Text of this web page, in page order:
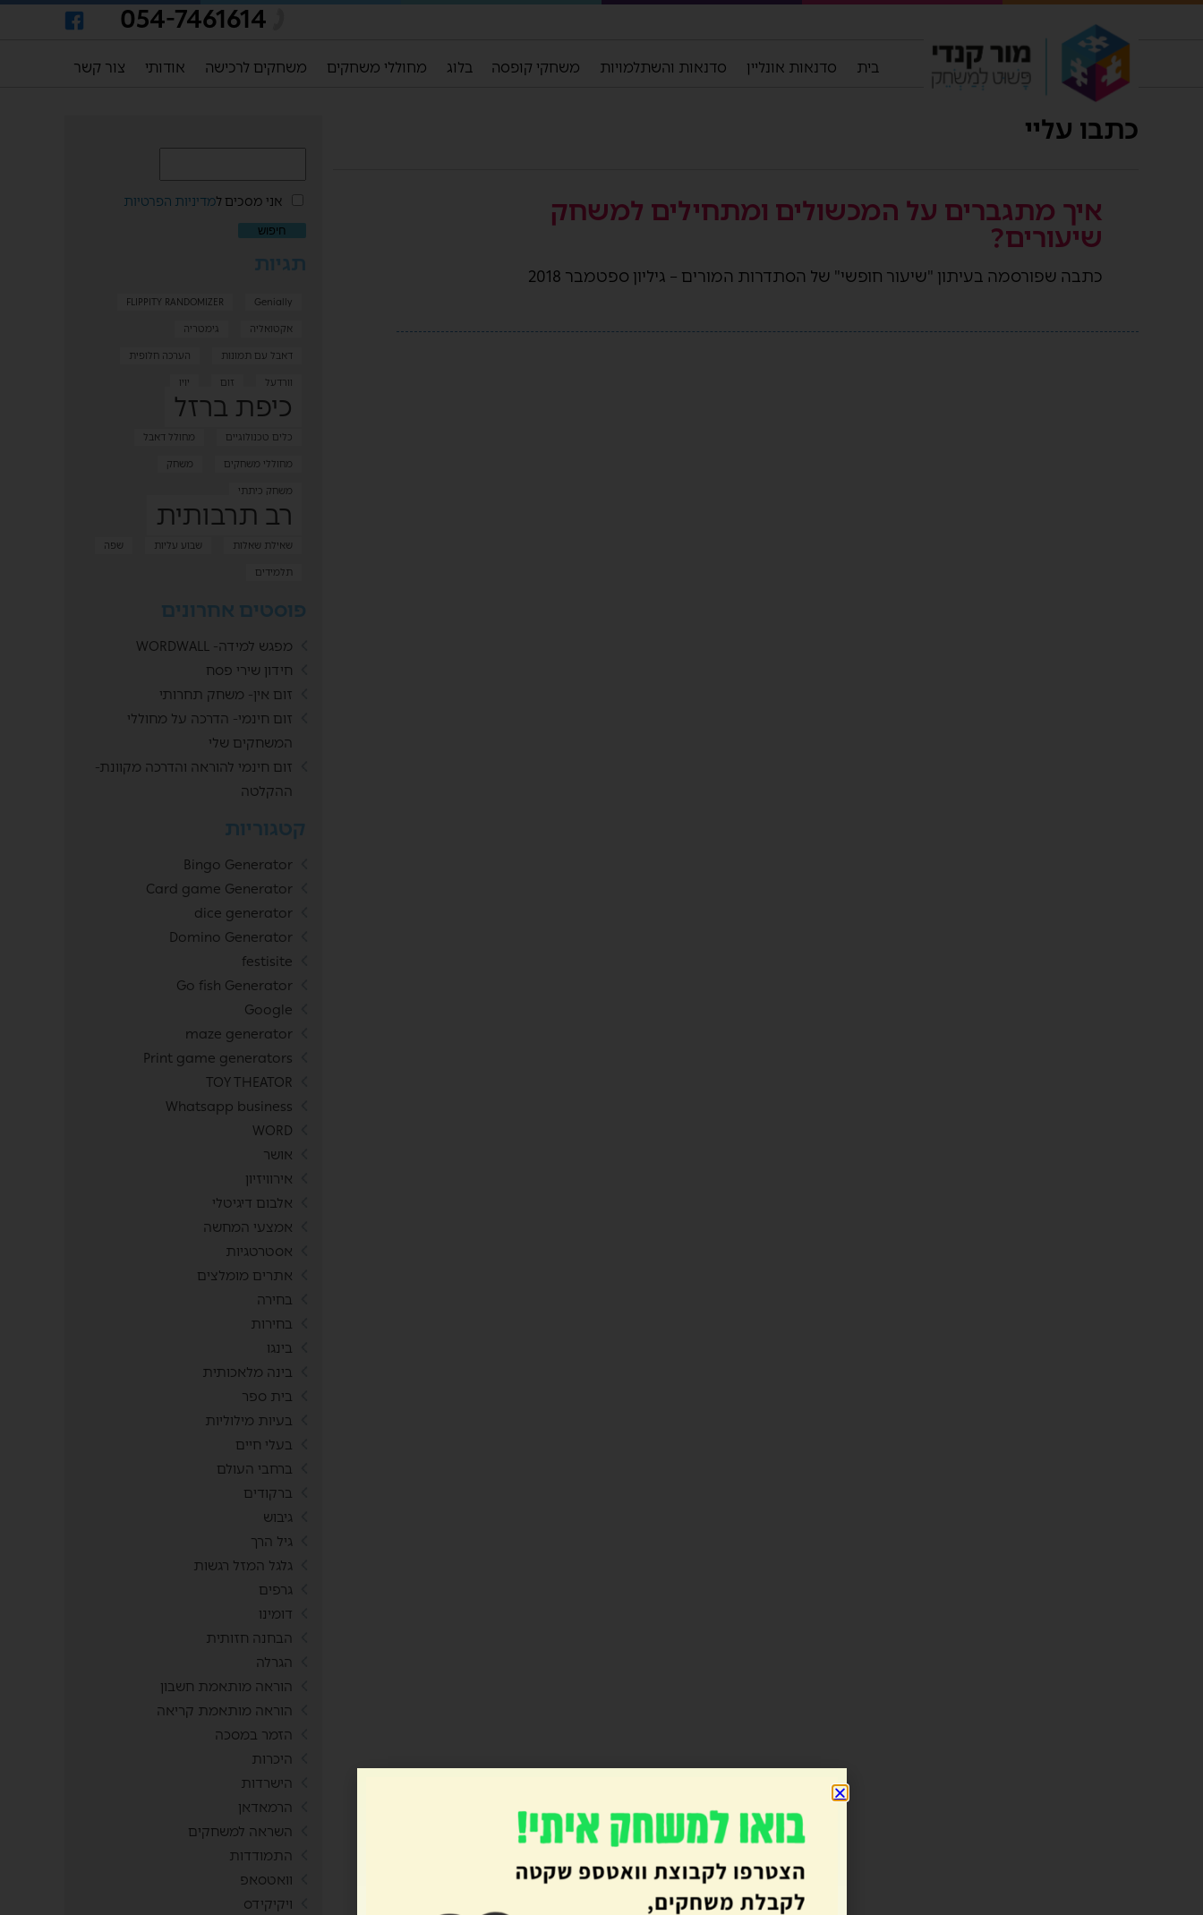
054-7461614
בית סדנאות אונליין סדנאות והשתלמויות משחקי קופסה בלוג מחוללי משחקים משחקים לרכישה אודותי צור קשר
כתבו עליי
איך מתגברים על המכשולים ומתחילים למשחק
שיעורים?
כתבה שפורסמה בעיתון "שיעור חופשי" של הסתדרות המורים – גיליון ספטמבר 2018
אני מסכים למדיניות הפרטיות
תגיות
FLIPPITY RANDOMIZER
Genially
אקטואליה
גימטריה
דאבל עם תמונות
הערכה חלופית
וורדעל
זום יויו
כיפת ברזל
כלים טכנולוגיים
מחולל דאבל
מחוללי משחקים
משחק
משחק כיתתי
רב תרבותית
שאילת שאלות שבוע עליות
שפה
תלמידים
פוסטים אחרונים
מפגש למידה- WORDWALL
חידון שירי פסח
זום אין- משחק תחרותי
זום חינמי- הדרכה על מחוללי
המשחקים שלי
זום חינמי להוראה והדרכה מקוונת-
ההקלטה
קטגוריות
Bingo Generator
Card game Generator
dice generator
Domino Generator
festisite
Go fish Generator
Google
maze generator
Print game generators
TOY THEATOR
Whatsapp business
WORD
אושר
אירוויזיון
אלבום דיגיטלי
אמצעי המחשה
אסטרטגיות
אתרים מומלצים
בחירה
בחירות
בינגו
בינה מלאכותית
בית ספר
בעיות מילוליות
בעלי חיים
ברחבי העולם
ברקודים
גיבוש
גיל הרך
גלגל המזל רגשות
גרפים
דומינו
הבחנה חזותית
הגרלה
הוראה מותאמת חשבון
הוראה מותאמת קריאה
הזמר במסכה
היכרות
הישרדות
הרמאדאן
השראה למשחקים
התמודדות
וואטסאפ
ויקיקידס